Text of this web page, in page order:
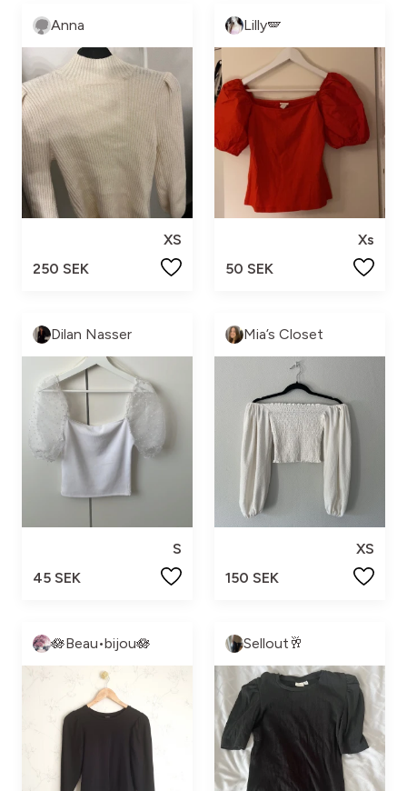
Anna
XS
250 SEK
Lilly🪽
Xs
50 SEK
Dilan Nasser
S
45 SEK
Mia’s Closet
XS
150 SEK
🪷Beau•bijou🪷 Sellout🥂